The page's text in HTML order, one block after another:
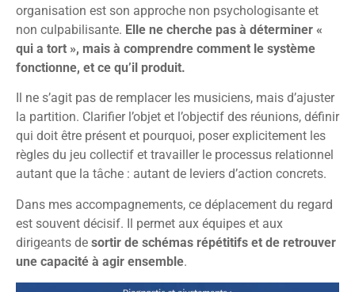
organisation est son approche non psychologisante et
non culpabilisante. Elle ne cherche pas à déterminer «
qui a tort », mais à comprendre comment le système
fonctionne, et ce qu’il produit.
Il ne s’agit pas de remplacer les musiciens, mais d’ajuster
la partition. Clarifier l’objet et l’objectif des réunions, définir
qui doit être présent et pourquoi, poser explicitement les
règles du jeu collectif et travailler le processus relationnel
autant que la tâche : autant de leviers d’action concrets.
Dans mes accompagnements, ce déplacement du regard
est souvent décisif. Il permet aux équipes et aux
dirigeants de sortir de schémas répétitifs et de retrouver
une capacité à agir ensemble.